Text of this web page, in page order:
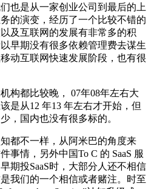
也是从一家创业公司到最后的上
的演变，经历了一个比较不错的
及互联网的发展有非常多的积
早期没有很多依赖管理费去谋生
动互联网快速发展阶段，也有很
都比较晚， 07年08年左右大
是从12 年13 年左右才开始，但
，国内也没有很多标的。
都不一样，从阿米巴的角度来
事情，另外中国To C 的 SaaS 服
期投SaaS时，大部分人还不相信
我们的一个相信或者赌注。时至